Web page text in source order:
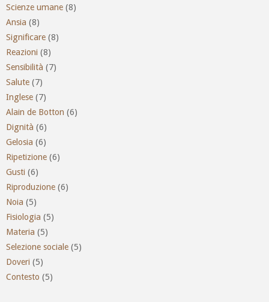
Scienze umane (8)
Ansia (8)
Significare (8)
Reazioni (8)
Sensibilità (7)
Salute (7)
Inglese (7)
Alain de Botton (6)
Dignità (6)
Gelosia (6)
Ripetizione (6)
Gusti (6)
Riproduzione (6)
Noia (5)
Fisiologia (5)
Materia (5)
Selezione sociale (5)
Doveri (5)
Contesto (5)